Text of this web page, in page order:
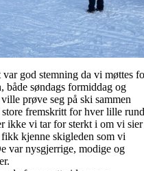
god stemning da vi møttes
både søndags formiddag og
prøve seg på ski sammen
fremskritt for hver lille
ikke vi tar for sterkt i om vi sier
kjenne skigleden som vi
var nysgjerrige, modige og